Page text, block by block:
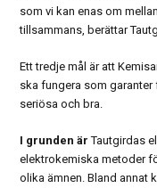
som vi kan enas om
tillsammans, berättar
Ett tredje mål är att
ska fungera som
seriösa och bra.
I grunden är Tautgirdas
elektrokemiska metoder
olika ämnen. Bland annat